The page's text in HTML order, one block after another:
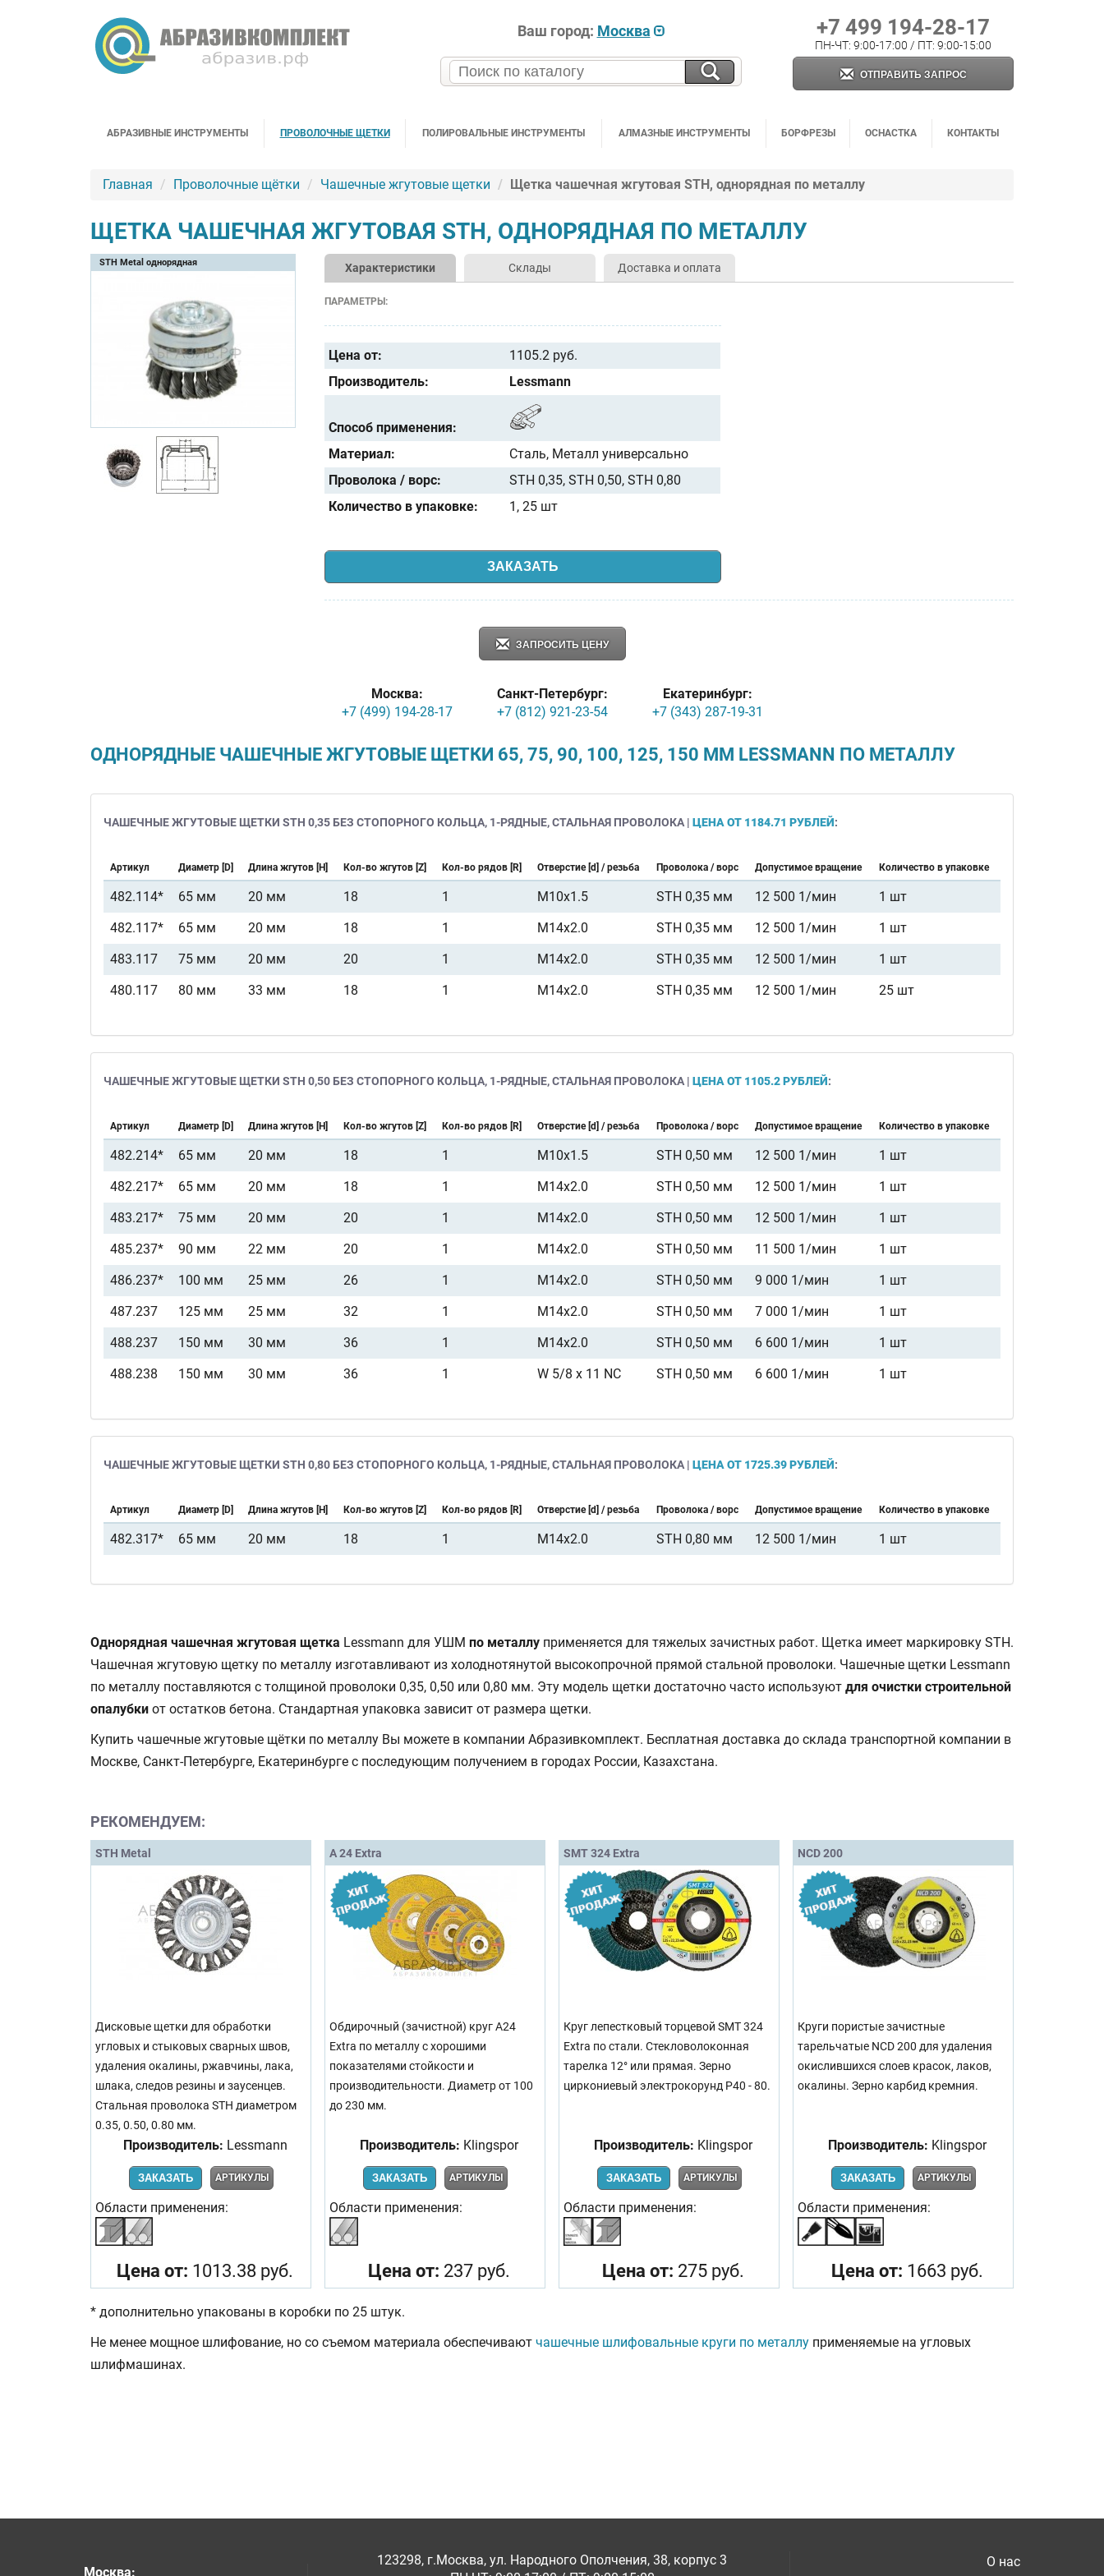
Ваш город: Москва +7 499 194-28-17
ПН-ЧТ: 9:00-17:00 / ПТ: 9:00-15:00
ОТПРАВИТЬ ЗАПРОС
АБРАЗИВНЫЕ ИНСТРУМЕНТЫ ПРОВОЛОЧНЫЕ ЩЕТКИ ПОЛИРОВАЛЬНЫЕ ИНСТРУМЕНТЫ АЛМАЗНЫЕ ИНСТРУМЕНТЫ БОРФРЕЗЫ ОСНАСТКА КОНТАКТЫ
Главная Проволочные щётки Чашечные жгутовые щетки Щетка чашечная жгутовая STH, однорядная по металлу
ЩЕТКА ЧАШЕЧНАЯ ЖГУТОВАЯ STH, ОДНОРЯДНАЯ ПО МЕТАЛЛУ
STH Metal однорядная Характеристики Склады Доставка и оплата
ПАРАМЕТРЫ:
Цена от:
1105.2 руб.
Производитель:
Lessmann
Способ применения:
Материал:
Сталь, Металл универсально
Проволока / ворс:
STH 0,35, STH 0,50, STH 0,80
Количество в упаковке:
1, 25 шт
ЗАКАЗАТЬ
ЗАПРОСИТЬ ЦЕНУ
Москва:
+7 (499) 194-28-17
Санкт-Петербург:
+7 (812) 921-23-54
Екатеринбург:
+7 (343) 287-19-31
ОДНОРЯДНЫЕ ЧАШЕЧНЫЕ ЖГУТОВЫЕ ЩЕТКИ 65, 75, 90, 100, 125, 150 ММ LESSMANN ПО МЕТАЛЛУ
ЧАШЕЧНЫЕ ЖГУТОВЫЕ ЩЕТКИ STH 0,35 БЕЗ СТОПОРНОГО КОЛЬЦА, 1-РЯДНЫЕ, СТАЛЬНАЯ ПРОВОЛОКА | ЦЕНА ОТ 1184.71 РУБЛЕЙ:
Артикул Диаметр [D] Длина жгутов [H] Кол-во жгутов [Z] Кол-во рядов [R] Отверстие [d] / резьба Проволока / ворс Допустимое вращение Количество в упаковке
482.114* 65 мм 20 мм 18 1 M10x1.5 STH 0,35 мм 12 500 1/мин
1 шт
482.117*
65 мм 20 мм 18 1 M14x2.0 STH 0,35 мм 12 500 1/мин
1 шт
483.117
75 мм 20 мм 20 1 M14x2.0 STH 0,35 мм 12 500 1/мин
1 шт
480.117
80 мм 33 мм 18 1 M14x2.0 STH 0,35 мм 12 500 1/мин 25 шт
ЧАШЕЧНЫЕ ЖГУТОВЫЕ ЩЕТКИ STH 0,50 БЕЗ СТОПОРНОГО КОЛЬЦА, 1-РЯДНЫЕ, СТАЛЬНАЯ ПРОВОЛОКА | ЦЕНА ОТ 1105.2 РУБЛЕЙ:
Артикул Диаметр [D] Длина жгутов [H] Кол-во жгутов [Z] Кол-во рядов [R] Отверстие [d] / резьба Проволока / ворс Допустимое вращение Количество в упаковке
482.214* 65 мм 20 мм 18 1 М10х1.5 STH 0,50 мм 12 500 1/мин
1 шт
482.217*
65 мм 20 мм 18 1 M14x2.0 STH 0,50 мм 12 500 1/мин
1 шт
483.217*
75 мм 20 мм 20 1 M14x2.0 STH 0,50 мм 12 500 1/мин
1 шт
485.237*
90 мм 22 мм 20 1 M14x2.0 STH 0,50 мм 11 500 1/мин
1 шт
486.237*
100 мм 25 мм 26 1 M14x2.0 STH 0,50 мм 9 000 1/мин
1 шт
487.237
125 мм 25 мм 32 1 M14x2.0 STH 0,50 мм 7 000 1/мин
1 шт
488.237
150 мм 30 мм 36 1 M14x2.0 STH 0,50 мм 6 600 1/мин
1 шт
488.238
150 мм 30 мм 36 1 W 5/8 x 11 NC STH 0,50 мм 6 600 1/мин 1 шт
ЧАШЕЧНЫЕ ЖГУТОВЫЕ ЩЕТКИ STH 0,80 БЕЗ СТОПОРНОГО КОЛЬЦА, 1-РЯДНЫЕ, СТАЛЬНАЯ ПРОВОЛОКА | ЦЕНА ОТ 1725.39 РУБЛЕЙ:
Артикул Диаметр [D] Длина жгутов [H] Кол-во жгутов [Z] Кол-во рядов [R] Отверстие [d] / резьба Проволока / ворс Допустимое вращение Количество в упаковке
482.317* 65 мм 20 мм 18 1 M14x2.0 STH 0,80 мм 12 500 1/мин 1 шт
Однорядная чашечная жгутовая щетка Lessmann для УШМ по металлу применяется для тяжелых зачистных работ. Щетка имеет маркировку STH.
Чашечная жгутовую щетку по металлу изготавливают из холоднотянутой высокопрочной прямой стальной проволоки. Чашечные щетки Lessmann
по металлу поставляются с толщиной проволоки 0,35, 0,50 или 0,80 мм. Эту модель щетки достаточно часто используют для очистки строительной
опалубки от остатков бетона. Стандартная упаковка зависит от размера щетки.
Купить чашечные жгутовые щётки по металлу Вы можете в компании Абразивкомплект. Бесплатная доставка до склада транспортной компании в
Москве, Санкт-Петербурге, Екатеринбурге с последующим получением в городах России, Казахстана.
РЕКОМЕНДУЕМ:
STH Metal
Дисковые щетки для обработки
угловых и стыковых сварных швов,
удаления окалины, ржавчины, лака,
шлака, следов резины и заусенцев.
Стальная проволока STH диаметром
0.35, 0.50, 0.80 мм.
Производитель: Lessmann
ЗАКАЗАТЬ АРТИКУЛЫ
Области применения:
Цена от: 1013.38 руб.
A 24 Extra
Обдирочный (зачистной) круг A24
Extra по металлу с хорошими
показателями стойкости и
производительности. Диаметр от 100
до 230 мм.
Производитель: Klingspor
ЗАКАЗАТЬ АРТИКУЛЫ
Области применения:
Цена от: 237 руб.
SMT 324 Extra
Круг лепестковый торцевой SMT 324
Extra по стали. Стекловолоконная
тарелка 12° или прямая. Зерно
циркониевый электрокорунд Р40 - 80.
Производитель: Klingspor
ЗАКАЗАТЬ АРТИКУЛЫ
Области применения:
Цена от: 275 руб.
NCD 200
Круги пористые зачистные
тарельчатые NCD 200 для удаления
окислившихся слоев красок, лаков,
окалины. Зерно карбид кремния.
Производитель: Klingspor
ЗАКАЗАТЬ АРТИКУЛЫ
Области применения:
Цена от: 1663 руб.
* дополнительно упакованы в коробки по 25 штук.
Не менее мощное шлифование, но со съемом материала обеспечивают чашечные шлифовальные круги по металлу применяемые на угловых
шлифмашинах.
Москва:
123298, г.Москва, ул. Народного Ополчения, 38, корпус 3
О нас